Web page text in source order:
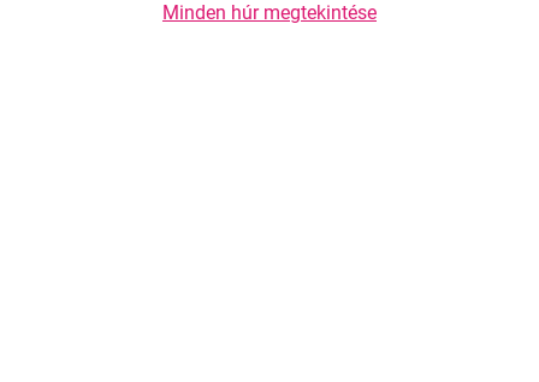
Minden húr megtekintése